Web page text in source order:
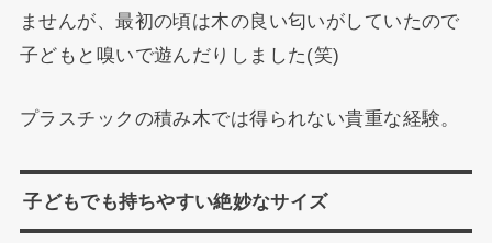
ませんが、最初の頃は木の良い匂いがしていたので
子どもと嗅いで遊んだりしました(笑)
プラスチックの積み木では得られない貴重な経験。
子どもでも持ちやすい絶妙なサイズ